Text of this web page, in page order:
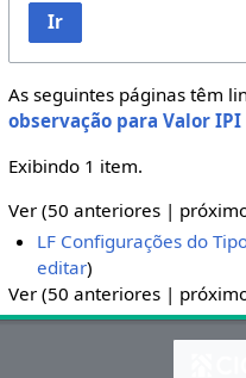
Ir
As seguintes páginas têm
observação para Valor
Exibindo 1 item.
Ver (50 anteriores|
LF Configurações do
editar)
Ver (50 anteriores|